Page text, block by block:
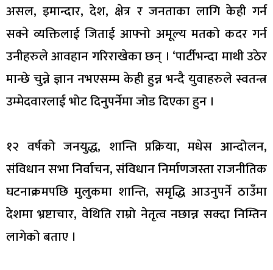
असल, इमान्दार, देश, क्षेत्र र जनताका लागि केही गर्न
सक्ने व्यक्तिलाई जिताई आफ्नो अमूल्य मतको कदर गर्न
उनीहरुले आवहान गरिराखेका छन् । ‘पार्टीभन्दा माथी उठेर
मान्छे चुन्ने ज्ञान नभएसम्म केही हुन्न भन्दै युवाहरुले स्वतन्त्र
उम्मेदवारलाई भोट दिनुपर्नेमा जोड दिएका हुन ।
१२ वर्षको जनयुद्ध, शान्ति प्रक्रिया, मधेस आन्दोलन,
संविधान सभा निर्वाचन, संविधान निर्माणजस्ता राजनीतिक
घटनाक्रमपछि मुलुकमा शान्ति, समृद्धि आउनुपर्ने ठाउँमा
देशमा भ्रष्टाचार, वेथिति राम्रो नेतृत्व नछान्न सक्दा निम्तिन
लागेको बताए ।